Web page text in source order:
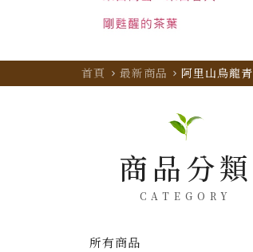
首頁 最新商品 阿里山烏龍青
商品分類
CATEGORY
所有商品